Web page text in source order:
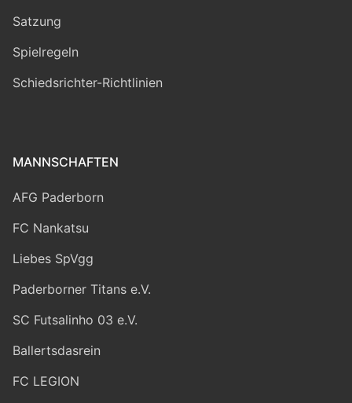
Satzung
Spielregeln
Schiedsrichter-Richtlinien
MANNSCHAFTEN
AFG Paderborn
FC Nankatsu
Liebes SpVgg
Paderborner Titans e.V.
SC Futsalinho 03 e.V.
Ballertsdasrein
FC LEGION